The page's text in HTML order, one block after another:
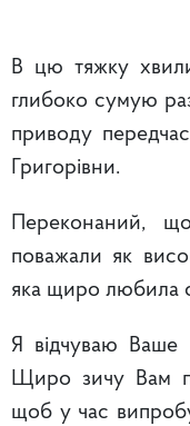
В цю тяжку
глибоко сумую
приводу
Григорівни.
Переконаний,
поважали як
яка щиро любила
Я відчуваю Ваше
Щиро зичу Вам
щоб у час